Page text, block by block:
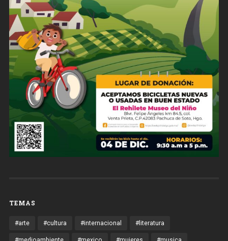
TEMAS
#arte #cultura #internacional #literatura